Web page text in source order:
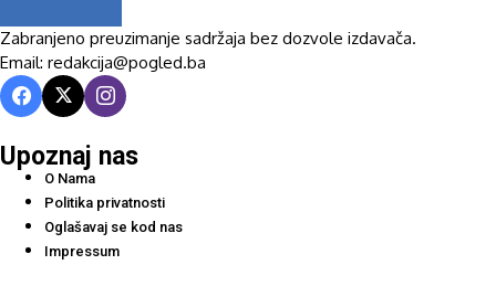
Zabranjeno preuzimanje sadržaja bez dozvole izdavača.
Email: redakcija@pogled.ba
Upoznaj nas
O Nama
Politika privatnosti
Oglašavaj se kod nas
Impressum